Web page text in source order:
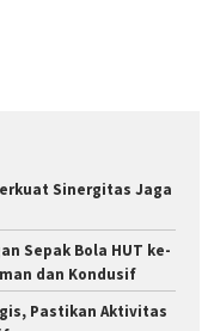
Sinergitas Jaga
Sepak Bola HUT ke-
dan Kondusif
Pastikan Aktivitas